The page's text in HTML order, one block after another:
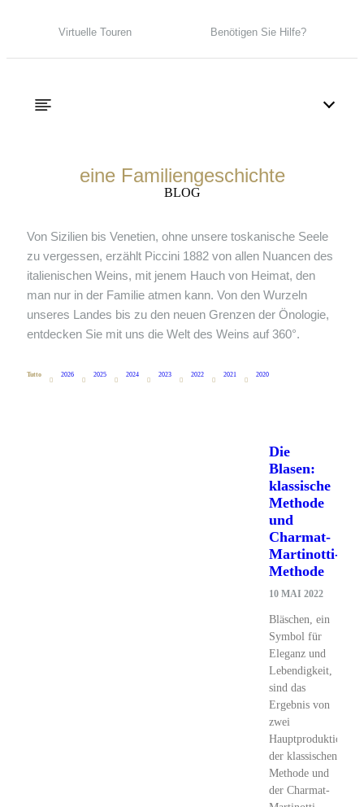
Virtuelle Touren Benötigen Sie Hilfe?
eine Familiengeschichte
BLOG
Von Sizilien bis Venetien, ohne unsere toskanische Seele
zu vergessen, erzählt Piccini 1882 von allen Nuancen des
italienischen Weins, mit jenem Hauch von Heimat, den
man nur in der Familie atmen kann. Von den Wurzeln
unseres Landes bis zu den neuen Grenzen der Önologie,
entdecken Sie mit uns die Welt des Weins auf 360°.
Tutto 2026 2025 2024 2023 2022 2021 2020
Die
Blasen:
klassische
Methode
und
Charmat-
Martinotti-
Methode
10 MAI 2022
Bläschen, ein
Symbol für
Eleganz und
Lebendigkeit,
sind das
Ergebnis von
zwei
der klassischen
Methode und
der Charmat-